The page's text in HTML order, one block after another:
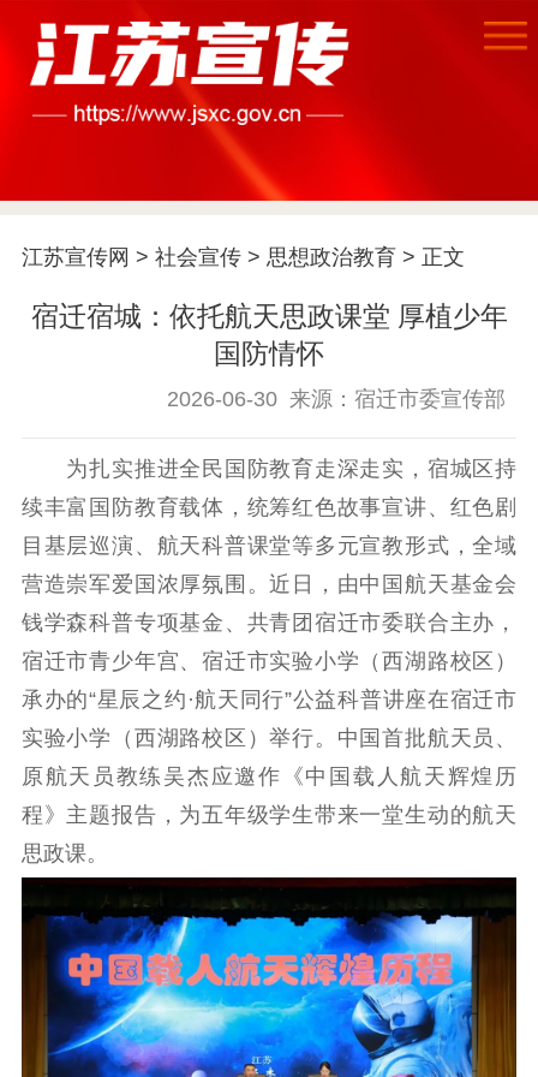
首页
江苏要闻
公示公告
信息公开年度报
告
政策法规
工作动态
理论武装
理论学习 宣传宣讲 研究阐释
哲学社科
社科强省 工作通知
成果集萃
江苏文脉
资料下载
新闻宣传
主题宣传 对外宣传
新闻发布
记者之家
品牌栏目
文化文艺
江苏宣传网 > 社会宣传> 思想政治教育> 正文
宿迁宿城：依托航天思政课堂 厚植少年
国防情怀
2026-06-30 来源：宿迁市委宣传部
为扎实推进全民国防教育走深走实，宿城区持
续丰富国防教育载体，统筹红色故事宣讲、红色剧
目基层巡演、航天科普课堂等多元宣教形式，全域
营造崇军爱国浓厚氛围。近日，由中国航天基金会
钱学森科普专项基金、共青团宿迁市委联合主办，
宿迁市青少年宫、宿迁市实验小学（西湖路校区）
承办的“星辰之约·航天同行”公益科普讲座在宿迁市
实验小学（西湖路校区）举行。中国首批航天员、
原航天员教练吴杰应邀作《中国载人航天辉煌历
程》主题报告，为五年级学生带来一堂生动的航天
思政课。